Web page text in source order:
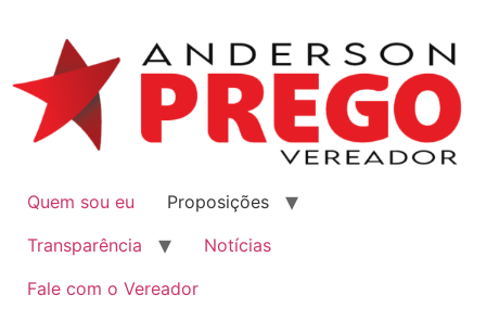
Quem sou eu
Proposições
Transparência
Notícias
Fale com o Vereador